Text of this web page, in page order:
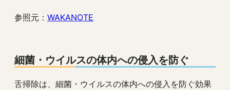
参照元： WAKANOTE
細菌・ウイルスの体内への侵入を防ぐ
舌掃除は、細菌・ウイルスの体内への侵入を防ぐ効果